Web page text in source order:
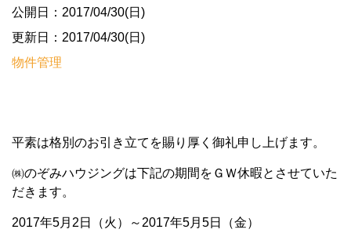
公開日：2017/04/30(日)
更新日：2017/04/30(日)
物件管理
平素は格別のお引き立てを賜り厚く御礼申し上げます。
㈱のぞみハウジングは下記の期間をＧＷ休暇とさせていた
だきます。
2017年5月2日（火）～2017年5月5日（金）